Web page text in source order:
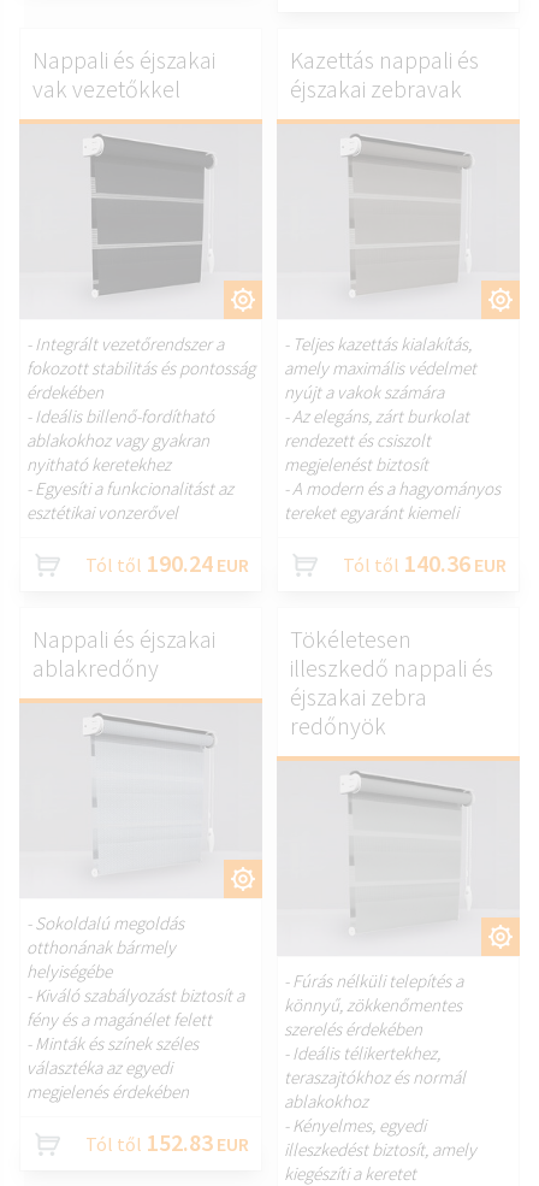
Nappali és éjszakai
vak vezetőkkel
- Integrált vezetőrendszer a
fokozott stabilitás és pontosság
érdekében
- Ideális billenő-fordítható
ablakokhoz vagy gyakran
nyitható keretekhez
- Egyesíti a funkcionalitást az
esztétikai vonzerővel
Tól től 190.24 EUR
Kazettás nappali és
éjszakai zebravak
- Teljes kazettás kialakítás,
amely maximális védelmet
nyújt a vakok számára
- Az elegáns, zárt burkolat
rendezett és csiszolt
megjelenést biztosít
- A modern és a hagyományos
tereket egyaránt kiemeli
Tól től 140.36 EUR
Nappali és éjszakai
ablakredőny
- Sokoldalú megoldás
otthonának bármely
helyiségébe
- Kiváló szabályozást biztosít a
fény és a magánélet felett
- Minták és színek széles
választéka az egyedi
megjelenés érdekében
Tól től 152.83 EUR
Tökéletesen
illeszkedő nappali és
éjszakai zebra
redőnyök
- Fúrás nélküli telepítés a
könnyű, zökkenőmentes
szerelés érdekében
- Ideális télikertekhez,
teraszajtókhoz és normál
ablakokhoz
- Kényelmes, egyedi
illeszkedést biztosít, amely
kiegészíti a keretet